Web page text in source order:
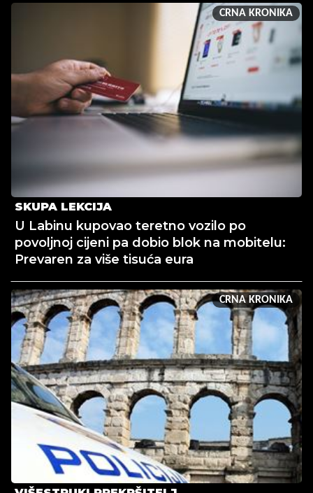
CRNA KRONIKA
SKUPA LEKCIJA
U Labinu kupovao teretno vozilo po
povoljnoj cijeni pa dobio blok na mobitelu:
Prevaren za više tisuća eura
CRNA KRONIKA